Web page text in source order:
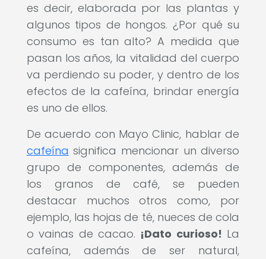
es decir, elaborada por las plantas y
algunos tipos de hongos. ¿Por qué su
consumo es tan alto? A medida que
pasan los años, la vitalidad del cuerpo
va perdiendo su poder, y dentro de los
efectos de la cafeína, brindar energía
es uno de ellos.
De acuerdo con Mayo Clinic, hablar de
cafeína significa mencionar un diverso
grupo de componentes, además de
los granos de café, se pueden
destacar muchos otros como, por
ejemplo, las hojas de té, nueces de cola
o vainas de cacao. ¡Dato curioso! La
cafeína, además de ser natural,